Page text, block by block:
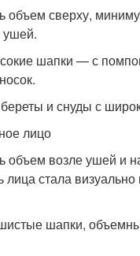
объем сверху,
ушей.
шапки — с
и снуды с
лицо
объем возле ушей и
лица стала
шапки,